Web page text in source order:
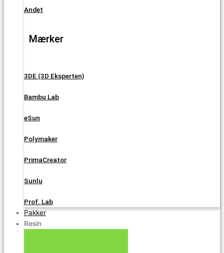
Andet
Mærker
3DE (3D Eksperten)
Bambu Lab
eSun
Polymaker
PrimaCreator
Sunlu
Prof. Lab
Pakker
Resin